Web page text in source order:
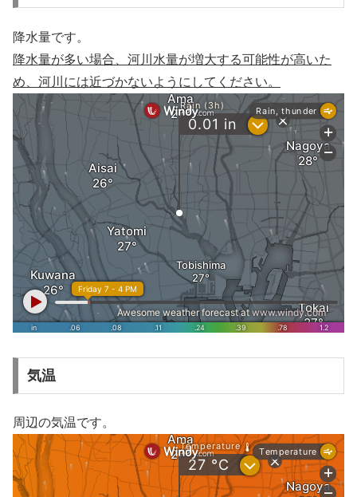
降水量です。
降水量が多い場合、河川水量が増大する可能性が高いた
め、河川には近づかないようにしてください。
気温
周辺の気温です。